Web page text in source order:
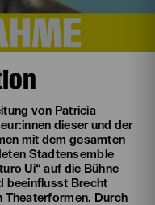
von Patricia
dieser und der
mit dem gesamten
Stadtensemble
Ui“ auf die Bühne
beeinflusst Brecht
Theaterformen. Durch